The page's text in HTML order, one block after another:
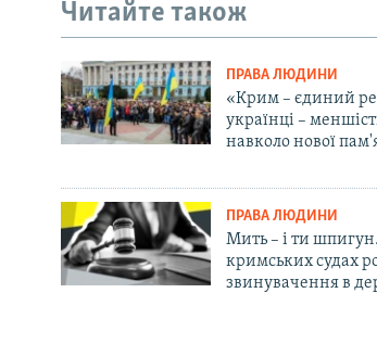
Читайте також
ПРАВА ЛЮДИНИ
«Крим – єдиний
українці –
навколо нової
ПРАВА ЛЮДИНИ
Мить – і ти
кримських судах
звинувачення в